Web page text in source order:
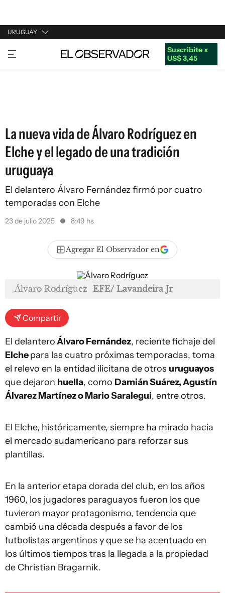
URUGUAY
URUGUAY
ARGENTINA
Suscribite x
US$ 3,45
La nueva vida de Álvaro Rodríguez en
Elche y el legado de una tradición
uruguaya
El delantero Álvaro Fernández firmó por cuatro
temporadas con Elche
23 de julio 2025 8:49 hs
Agregar El Observador en
Álvaro Rodríguez EFE/ Lavandeira Jr
Compartir
El delanteroÁlvaro Fernández, reciente fichaje del
Elchepara las cuatro próximas temporadas, toma
el relevo en la entidad ilicitana de otros uruguayos
que dejaron huella, como Damián Suárez, Agustín
Álvarez Martínez o Mario Saralegui, entre otros.
El Elche, históricamente, siempre ha mirado hacia
el mercado sudamericano para reforzar sus
plantillas.
En la anterior etapa dorada del club, en los años
1960, los jugadores paraguayos fueron los que
tuvieron mayor protagonismo, tendencia que
cambió una década después a favor de los
futbolistas argentinos y que se ha acentuado en
los últimos tiempos tras la llegada a la propiedad
de Christian Bragarnik.